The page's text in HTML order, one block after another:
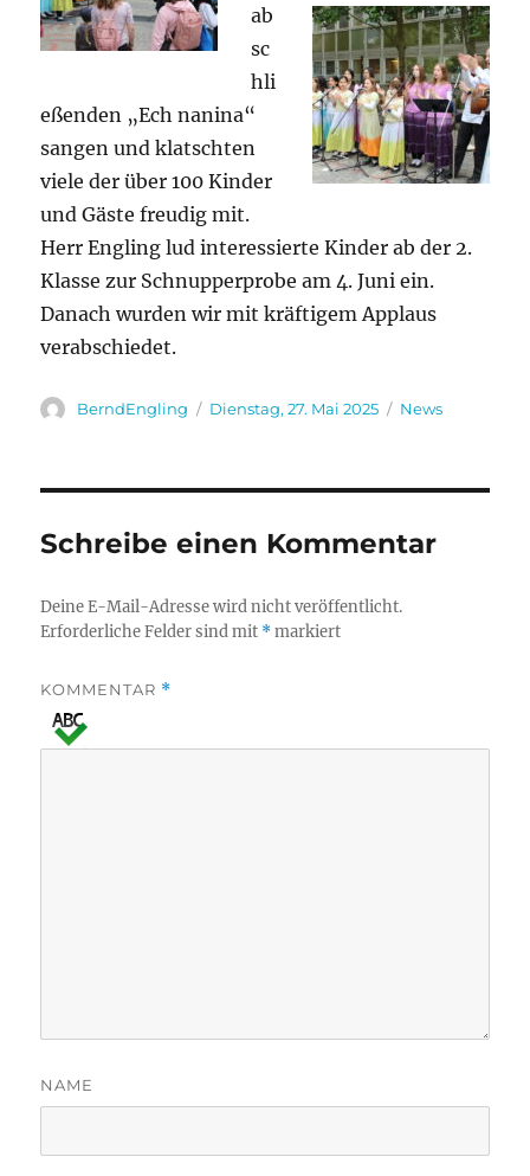
ab
sc
hli
eßenden „Ech nanina“
sangen und klatschten
viele der über 100 Kinder
und Gäste freudig mit.
Herr Engling lud interessierte Kinder ab der 2.
Klasse zur Schnupperprobe am 4. Juni ein.
Danach wurden wir mit kräftigem Applaus
verabschiedet.
Autor
BerndEngling
Veröffentlicht
Dienstag, 27. Mai 2025 Kategorien
News
Schreibe einen Kommentar
Deine E-Mail-Adresse wird nicht veröffentlicht.
Erforderliche Felder sind mit *markiert
KOMMENTAR *
NAME